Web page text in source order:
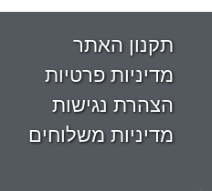
תקנון האתר
מדיניות פרטיות
הצהרת נגישות
מדיניות משלוחים